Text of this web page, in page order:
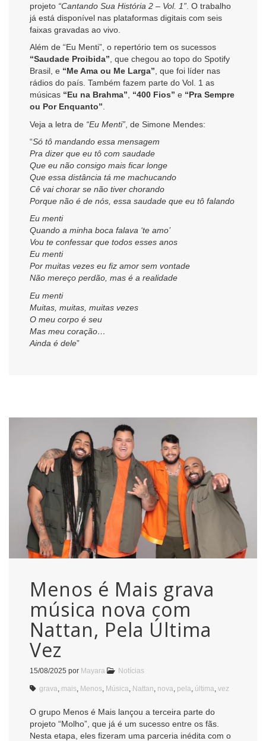
projeto “Cantando Sua História 2 – Vol. 1” . O trabalho
já está disponível nas plataformas digitais com seis
faixas gravadas ao vivo.
Além de “Eu Menti”, o repertório tem os sucessos
“Saudade Proibida” , que chegou ao topo do Spotify
Brasil, e “Me Ama ou Me Larga” , que foi líder nas
rádios do país. Também fazem parte do Vol. 1 as
músicas “Eu na Brahma” “400 Fios” e “Pra Sempre
ou Por Enquanto”
Veja a letra de “Eu Menti” , de Simone Mendes:
“Só tô mandando essa mensagem
Pra dizer que eu tô com saudade
Que eu não consigo mais ficar longe
Que essa distância tá me machucando
Cê vai chorar se não tiver chorando
Porque não é de nós, essa saudade que eu tô falando
Eu menti
Quando a minha boca falava ‘te amo’
Vou te confessar que todos esses anos
Eu menti
Por muitas vezes eu fiz amor sem vontade
Não mereço perdão, mas é a realidade
Eu menti
Muitas, muitas, muitas vezes
O meu corpo é seu
Mas meu coração…
Ainda é dele”
Menos é Mais grava
música nova com
Nattan, Pela Última
Vez
15/08/2025 por Mayara Notícias
grava mais Menos Música Nattan nova pela última vez
O grupo Menos é Mais lançou a terceira parte do
projeto “Molho”, que já é um sucesso entre os fãs.
Nesta etapa, eles fizeram uma parceria inédita com o